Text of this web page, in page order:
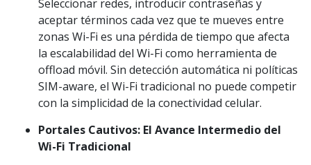
Seleccionar redes, introducir contraseñas y
aceptar términos cada vez que te mueves entre
zonas Wi-Fi es una pérdida de tiempo que afecta
la escalabilidad del Wi-Fi como herramienta de
offload móvil. Sin detección automática ni políticas
SIM-aware, el Wi-Fi tradicional no puede competir
con la simplicidad de la conectividad celular.
Portales Cautivos: El Avance Intermedio del
Wi-Fi Tradicional